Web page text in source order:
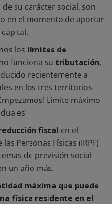
su carácter social, son
en el momento de aportar
los límites de
funciona su tributación,
recientemente a
en los tres territorios
Límite máximo
fiscal en el
Personas Físicas (IRPF)
de previsión social
un año más.
máxima que puede
física residente en el